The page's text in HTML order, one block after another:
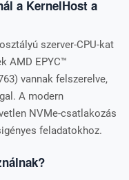
a KernelHost a
szerver-CPU-kat
AMD EPYC™
vannak felszerelve,
A modern
NVMe-csatlakozás
feladatokhoz.